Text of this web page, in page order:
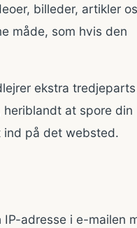
billeder, artikler
måde, som hvis den
ekstra tredjeparts
at spore din
ind på det websted.
adresse i e-mailen